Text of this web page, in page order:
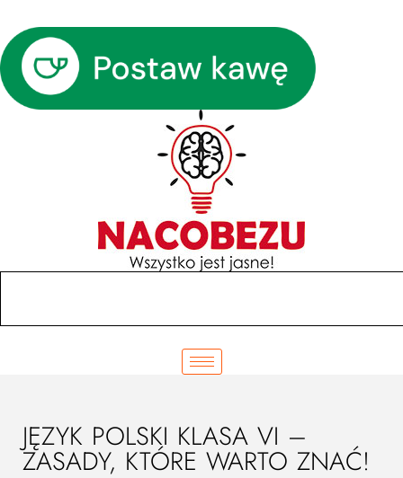
JĘZYK POLSKI KLASA VI –
ZASADY, KTÓRE WARTO ZNAĆ!